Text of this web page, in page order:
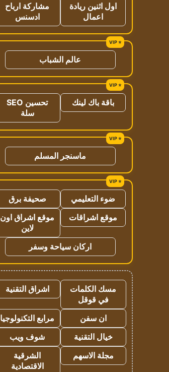
اول اثنين ريادة
اعمال
مشاركة ارباح
ادسنس
عالم الشباب
باقة باك لينك
تحسين SEO
سلة
ماسنجر المسلم
ضوء التعليمي
صحيفة برق
موقع اشراقات
موقع اشراق اون
لاين
اركان سياحة وسفر
مسك الكلمات
في قوقل
اشراق التقنية
ان سفن
مرابع التكنولوجيا
خيال التقنية
شوف ويب
مجلة الاسهم
الشرقية
الاقتصادية